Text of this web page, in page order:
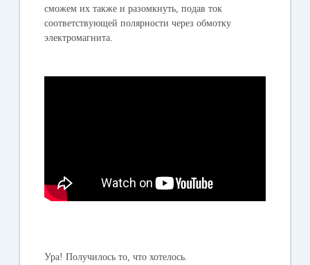
сможем их также и разомкнуть, подав ток
соответствующей полярности через обмотку
электромагнита.
Ура! Получилось то, что хотелось.